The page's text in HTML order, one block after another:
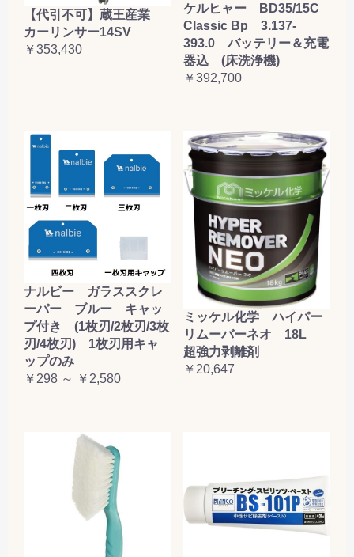
【代引不可】蔵王産業
カーリンサー14SV
￥353,430
ケルヒャー BD35/15C
Classic Bp 3.137-
393.0 バッテリー＆充電
器込 (床洗浄機)
￥392,700
ナルビー ガラススクレ
ーパー ブルー キャッ
プ付き (1枚刃/2枚刃/3枚
刃/4枚刃) 1枚刃用キャ
ップのみ
￥298 ～ ￥2,580
ミッケル化学 ハイパー
リムーバーネオ 18L
超強力剥離剤
￥20,647